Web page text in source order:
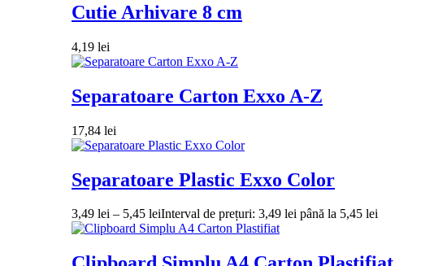
Cutie Arhivare 8 cm
4,19 lei
Separatoare Carton Exxo A-Z
17,84 lei
Separatoare Plastic Exxo Color
3,49 lei – 5,45 leiInterval de prețuri: 3,49 lei până la 5,45 lei